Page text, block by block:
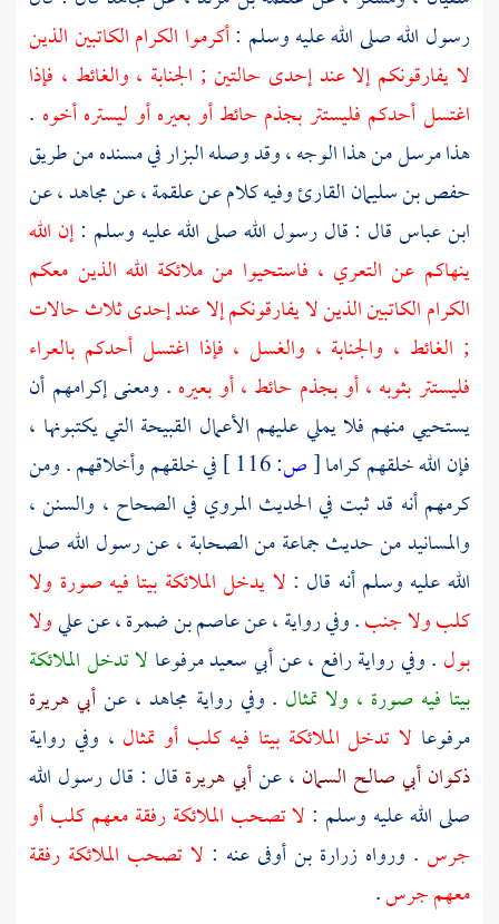
رسول الله صلى الله عليه وسلم :أكرموا الكرام الكاتبين الذين
لا يفارقونكم إلا عند إحدى حالتين ; الجنابة ، والغائط ، فإذا
اغتسل أحدكم فليستتر بجذم حائط أو بعيره أو ليستره أخوه .
هذا مرسل من هذا الوجه ، وقد وصلهالبزارفي مسنده من طريق
حفص بن سليمان القارئوفيه كلام عنعلقمة، عنمجاهد، عن
ابن عباسقال : قال رسول الله صلى الله عليه وسلم :إن الله
ينهاكم عن التعري ، فاستحيوا من ملائكة الله الذين معكم
الكرام الكاتبين الذين لا يفارقونكم إلا عند إحدى ثلاث حالات
; الغائط ، والجنابة ، والغسل ، فإذا اغتسل أحدكم بالعراء
فليستتر بثوبه ، أو بجذم حائط ، أو بعيره . ومعنى إكرامهم أن
يستحيي منهم فلا يملي عليهم الأعمال القبيحة التي يكتبونها ،
فإن الله خلقهم كراما[ص:
في خلقهم وأخلاقهم . ومن
كرمهم أنه قد ثبت في الحديث المروي في الصحاح ، والسنن ،
والمسانيد من حديث جماعة من الصحابة ، عن رسول الله صلى
الله عليه وسلم أنه قال : لا يدخل الملائكة بيتا فيه صورة ولا
كلب ولا جنب. وفي رواية ، عنعاصم بن ضمرة، عنعليولا
بول . وفي روايةرافع ، عنأبي سعيدمرفوعا لا تدخل الملائكة
بيتا فيه صورة ، ولا تمثال . وفي رواية مجاهد ، عنأبي هريرة
مرفوعا لا تدخل الملائكة بيتا فيه كلب أو تمثال ، وفي رواية
ذكوان أبي صالح السمان ، عنأبي هريرة قال : قال رسول الله
صلى الله عليه وسلم : لا تصحب الملائكة رفقة معهم كلب أو
جرس . ورواهزرارة بن أوفىعنه : لا تصحب الملائكة رفقة
معهم جرس.